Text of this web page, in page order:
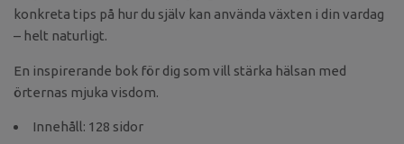
konkreta tips på hur du själv kan använda växten i din vardag
– helt naturligt.
En inspirerande bok för dig som vill stärka hälsan med
örternas mjuka visdom.
Innehåll: 128 sidor